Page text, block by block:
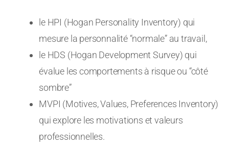
le HPI (Hogan Personality Inventory) qui
mesure la personnalité “normale” au travail,
le HDS (Hogan Development Survey) qui
évalue les comportements à risque ou “côté
sombre”
MVPI (Motives, Values, Preferences Inventory)
qui explore les motivations et valeurs
professionnelles.